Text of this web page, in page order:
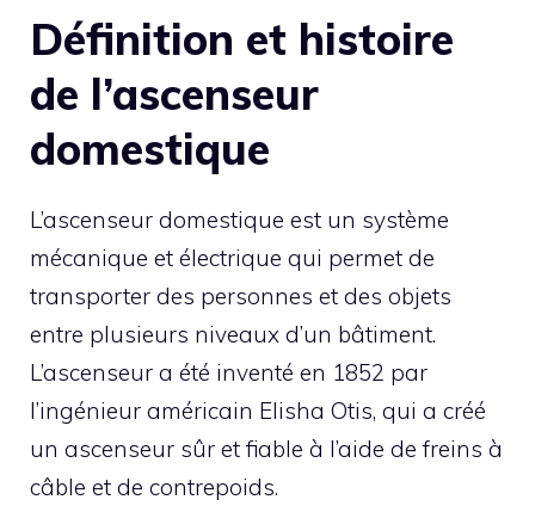
Définition et histoire
de l’ascenseur
domestique
L’ascenseur domestique est un système
mécanique et électrique qui permet de
transporter des personnes et des objets
entre plusieurs niveaux d’un bâtiment.
L’ascenseur a été inventé en 1852 par
l’ingénieur américain Elisha Otis, qui a créé
un ascenseur sûr et fiable à l’aide de freins à
câble et de contrepoids.